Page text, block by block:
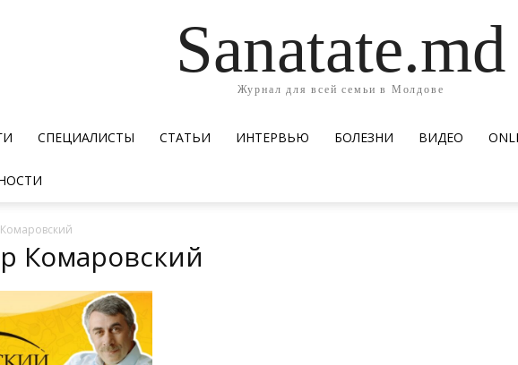
Sanatate.md
Журнал для всей семьи в Молдове
СПЕЦИАЛИСТЫ СТАТЬИ ИНТЕРВЬЮ БОЛЕЗНИ ВИДЕО
Комаровский